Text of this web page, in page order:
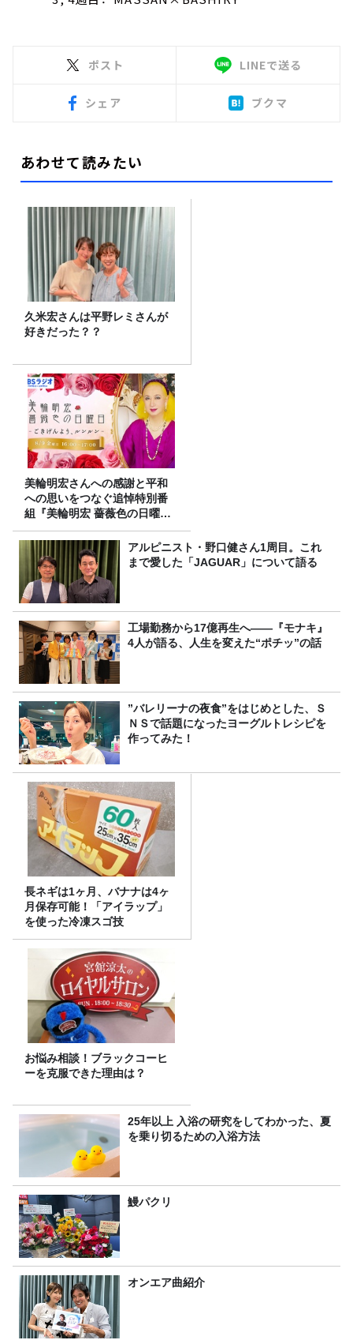
ポスト LINEで送る
シェア ブクマ
あわせて読みたい
久米宏さんは平野レミさんが
好きだった？？
美輪明宏さんへの感謝と平和
への思いをつなぐ追悼特別番
組『美輪明宏 薔薇色の日曜日
～ごきげんよう、ルンルン
～』8/9（日）16時放送アルピニスト・野口健さん1周目。これ
まで愛した「JAGUAR」について語る
工場勤務から17億再生へ——『モナキ』
4人が語る、人生を変えた“ポチッ”の話
”バレリーナの夜食”をはじめとした、Ｓ
ＮＳで話題になったヨーグルトレシピを
作ってみた！
長ネギは1ヶ月、バナナは4ヶ
月保存可能！「アイラップ」
を使った冷凍スゴ技
お悩み相談！ブラックコーヒ
ーを克服できた理由は？
25年以上 入浴の研究をしてわかった、夏
を乗り切るための入浴方法
鰻パクリ
オンエア曲紹介